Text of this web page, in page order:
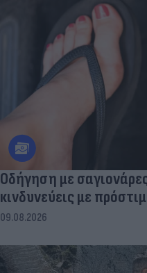
Οδήγηση με
κινδυνεύεις με
09.08.2026